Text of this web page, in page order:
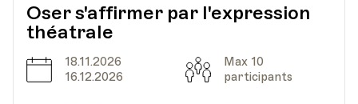
Oser s'affirmer par l'expression
théatrale
Date
18.11.2026
16.12.2026
Capacité
Max 10
participants